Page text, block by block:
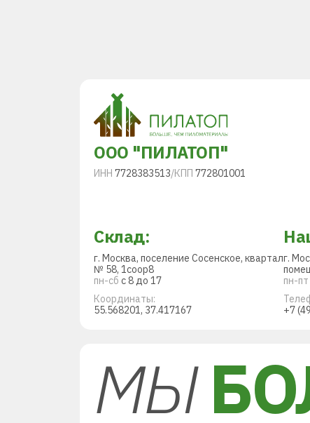
ООО "ПИЛАТОП"
ИНН 7728383513/КПП 772801001
Склад:
г. Москва, поселение Сосенское, квартал
№ 58, 1соор8
пн-сб с 8 до 17
Координаты:
55.568201, 37.417167
г.
пн-пт
+7
МЫ